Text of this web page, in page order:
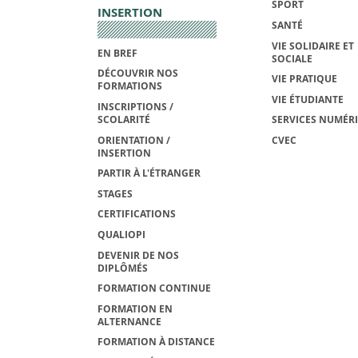
INSERTION
EN BREF
DÉCOUVRIR NOS
FORMATIONS
INSCRIPTIONS /
SCOLARITÉ
ORIENTATION /
INSERTION
PARTIR À L'ÉTRANGER
STAGES
CERTIFICATIONS
QUALIOPI
DEVENIR DE NOS
DIPLÔMÉS
FORMATION CONTINUE
FORMATION EN
ALTERNANCE
FORMATION À DISTANCE
SPORT
SANTÉ
VIE SOLIDAIRE ET
SOCIALE
VIE PRATIQUE
VIE ÉTUDIANTE
SERVICES
CVEC